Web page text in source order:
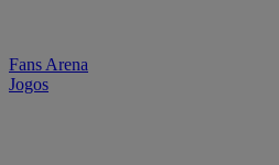
Fans Arena
Jogos